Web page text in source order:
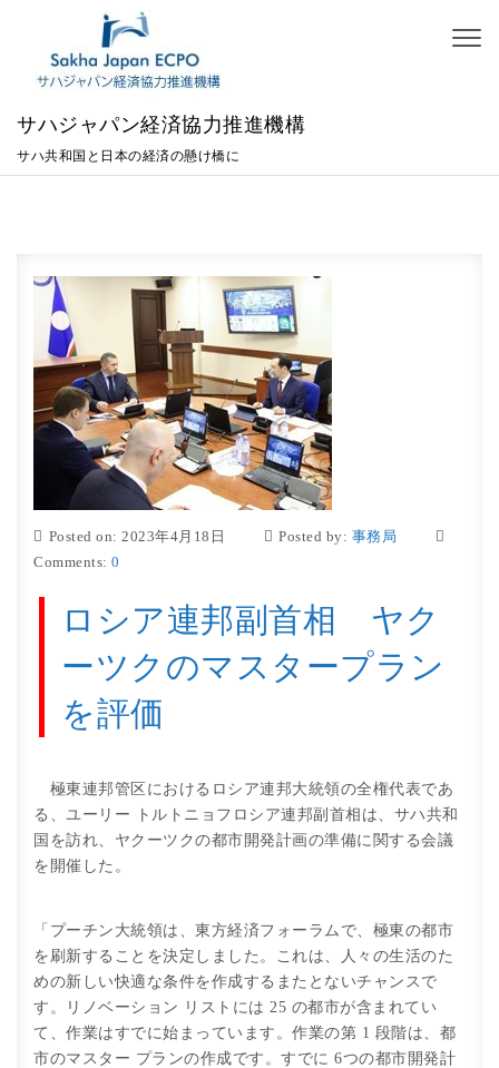
Skip to content
サハジャパン経済協力推進機構
サハ共和国と日本の経済の懸け橋に
Posted on: 2023年4月18日 Posted by: 事務局
Comments: 0
ロシア連邦副首相 ヤク
ーツクのマスタープラン
を評価
極東連邦管区におけるロシア連邦大統領の全権代表であ
る、ユーリー トルトニョフロシア連邦副首相は、サハ共和
国を訪れ、ヤクーツクの都市開発計画の準備に関する会議
を開催した。
「プーチン大統領は、東方経済フォーラムで、極東の都市
を刷新することを決定しました。これは、人々の生活のた
めの新しい快適な条件を作成するまたとないチャンスで
す。リノベーション リストには 25 の都市が含まれてい
て、作業はすでに始まっています。作業の第 1 段階は、都
市のマスター プランの作成です。すでに 6つの都市開発計